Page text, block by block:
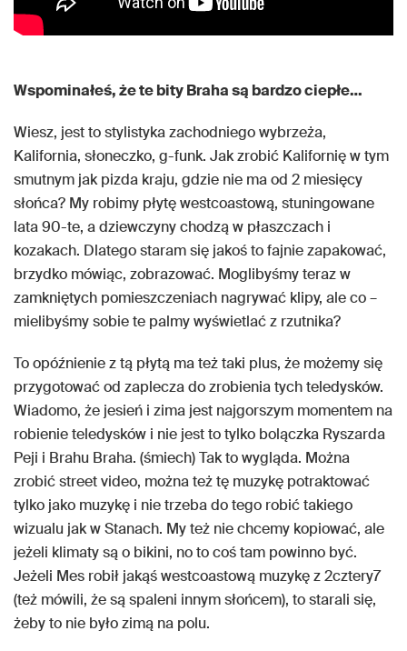
Wspominałeś, że te bity Braha są bardzo ciepłe…
Wiesz, jest to stylistyka zachodniego wybrzeża,
Kalifornia, słoneczko, g-funk. Jak zrobić Kalifornię w tym
smutnym jak pizda kraju, gdzie nie ma od 2 miesięcy
słońca? My robimy płytę westcoastową, stuningowane
lata 90-te, a dziewczyny chodzą w płaszczach i
kozakach. Dlatego staram się jakoś to fajnie zapakować,
brzydko mówiąc, zobrazować. Moglibyśmy teraz w
zamkniętych pomieszczeniach nagrywać klipy, ale co –
mielibyśmy sobie te palmy wyświetlać z rzutnika?
To opóźnienie z tą płytą ma też taki plus, że możemy się
przygotować od zaplecza do zrobienia tych teledysków.
Wiadomo, że jesień i zima jest najgorszym momentem na
robienie teledysków i nie jest to tylko bolączka Ryszarda
Peji i Brahu Braha. (śmiech) Tak to wygląda. Można
zrobić street video, można też tę muzykę potraktować
tylko jako muzykę i nie trzeba do tego robić takiego
wizualu jak w Stanach. My też nie chcemy kopiować, ale
jeżeli klimaty są o bikini, no to coś tam powinno być.
Jeżeli Mes robił jakąś westcoastową muzykę z 2cztery7
(też mówili, że są spaleni innym słońcem), to starali się,
żeby to nie było zimą na polu.